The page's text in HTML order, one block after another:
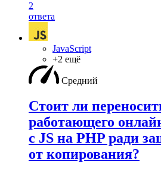
2
ответа
JavaScript
+2 ещё
Средний
Стоит ли
работающего
с JS на PHP ради
от копирования?